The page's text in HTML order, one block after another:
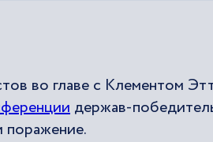
во главе с Клементом
держав-
поражение.